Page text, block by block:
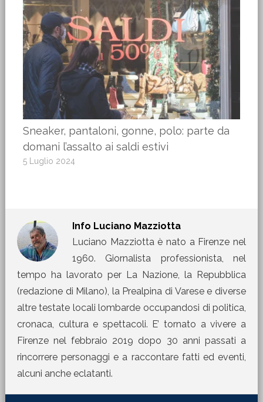
Sneaker, pantaloni, gonne, polo: parte da
domani l’assalto ai saldi estivi
5 Luglio 2024
Info Luciano Mazziotta
Luciano Mazziotta è nato a Firenze nel
1960. Giornalista professionista, nel
tempo ha lavorato per La Nazione, la Repubblica
(redazione di Milano), la Prealpina di Varese e diverse
altre testate locali lombarde occupandosi di politica,
cronaca, cultura e spettacoli. E’ tornato a vivere a
Firenze nel febbraio 2019 dopo 30 anni passati a
rincorrere personaggi e a raccontare fatti ed eventi,
alcuni anche eclatanti.